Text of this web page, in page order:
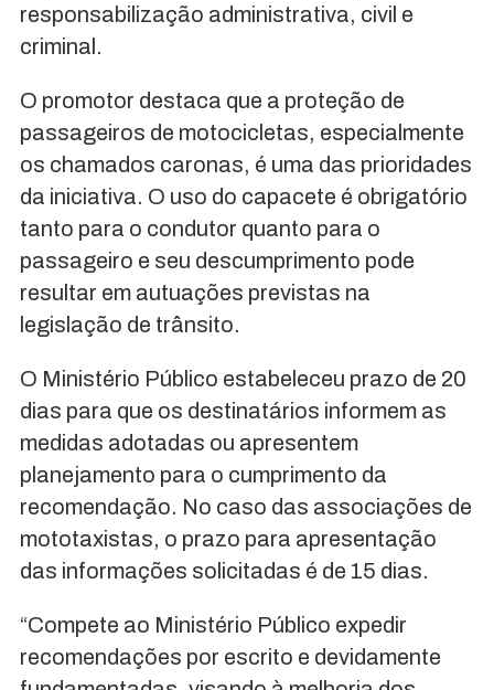
responsabilização administrativa, civil e
criminal.
O promotor destaca que a proteção de
passageiros de motocicletas, especialmente
os chamados caronas, é uma das prioridades
da iniciativa. O uso do capacete é obrigatório
tanto para o condutor quanto para o
passageiro e seu descumprimento pode
resultar em autuações previstas na
legislação de trânsito.
O Ministério Público estabeleceu prazo de 20
dias para que os destinatários informem as
medidas adotadas ou apresentem
planejamento para o cumprimento da
recomendação. No caso das associações de
mototaxistas, o prazo para apresentação
das informações solicitadas é de 15 dias.
“Compete ao Ministério Público expedir
recomendações por escrito e devidamente